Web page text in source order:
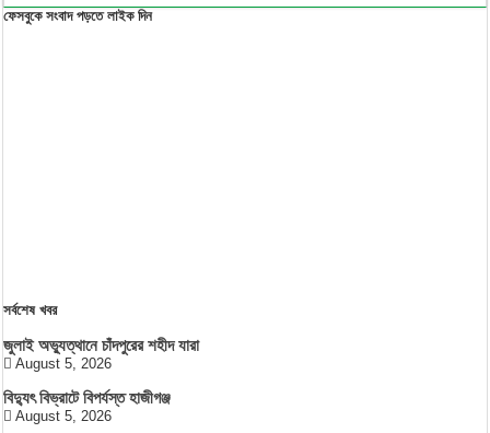
ফেসবুকে সংবাদ পড়তে লাইক দিন
সর্বশেষ খবর
জুলাই অভ্যুত্থানে চাঁদপুরের শহীদ যারা
August 5, 2026
বিদ্যুৎ বিভ্রাটে বিপর্যস্ত হাজীগঞ্জ
August 5, 2026